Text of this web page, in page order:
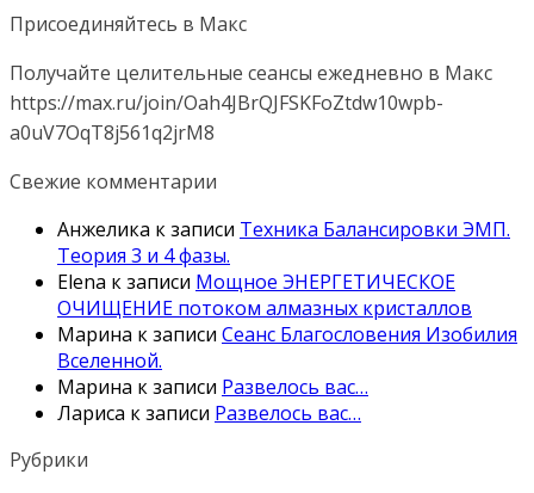
Присоединяйтесь в Макс
Получайте целительные сеансы ежедневно в Макс
https://max.ru/join/Oah4JBrQJFSKFoZtdw10wpb-
a0uV7OqT8j561q2jrM8
Свежие комментарии
Анжелика к записи Техника Балансировки ЭМП.
Теория 3 и 4 фазы.
Elena к записи Мощное ЭНЕРГЕТИЧЕСКОЕ
ОЧИЩЕНИЕ потоком алмазных кристаллов
Марина к записи Сеанс Благословения Изобилия
Вселенной.
Марина к записи Развелось вас…
Лариса к записи Развелось вас…
Рубрики